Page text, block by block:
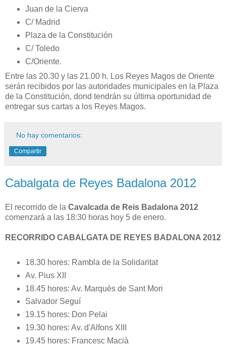
Juan de la Cierva
C/ Madrid
Plaza de la Constitución
C/ Toledo
C/Oriente.
Entre las 20.30 y las 21.00 h. Los Reyes Magos de Oriente
serán recibidos por las autoridades municipales en la Plaza
de la Constitución, dond tendrán su última oportunidad de
entregar sus cartas a los Reyes Magos.
No hay comentarios:
Compartir
Cabalgata de Reyes Badalona 2012
El recorrido de la Cavalcada de Reis Badalona 2012
comenzará a las 18:30 horas hoy 5 de enero.
RECORRIDO CABALGATA DE REYES BADALONA 2012
18.30 hores: Rambla de la Solidaritat
Av. Pius XII
18.45 hores: Av. Marquès de Sant Mori
Salvador Seguí
19.15 hores: Don Pelai
19.30 hores: Av. d'Alfons XIII
19.45 hores: Francesc Macià